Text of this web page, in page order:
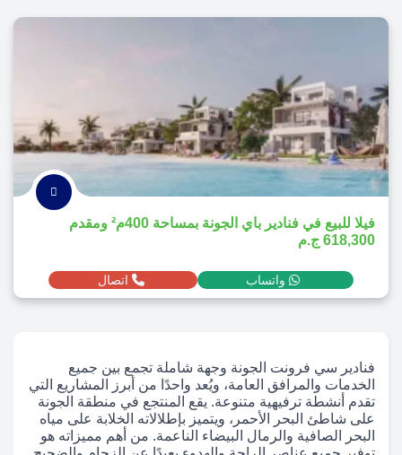
فيلا للبيع في فنادير باي الجونة بمساحة 400م² ومقدم
618,300 ج.م
واتساب اتصال
فنادير سي فرونت الجونة وجهة شاملة تجمع بين جميع
الخدمات والمرافق العامة، ويُعد واحدًا من أبرز المشاريع التي
تقدم أنشطة ترفيهية متنوعة. يقع المنتجع في منطقة الجونة
على شاطئ البحر الأحمر، ويتميز بإطلالاته الخلابة على مياه
البحر الصافية والرمال البيضاء الناعمة. من أهم مميزاته هو